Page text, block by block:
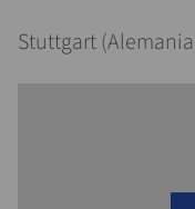
Stuttgart